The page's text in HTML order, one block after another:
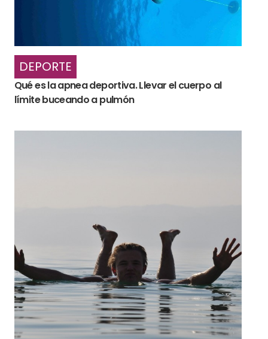
DEPORTE
Qué es la apnea deportiva. Llevar el cuerpo al
límite buceando a pulmón